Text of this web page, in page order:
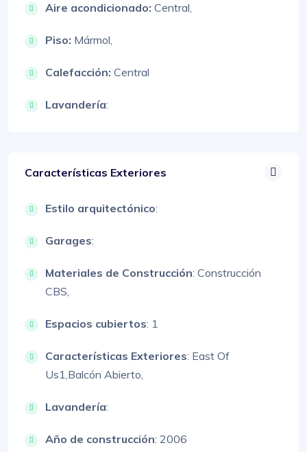
Aire acondicionado: Central,
Piso: Mármol,
Calefacción: Central
Lavandería:
Características Exteriores
Estilo arquitectónico:
Garages:
Materiales de Construcción: Construcción
CBS,
Espacios cubiertos: 1
Características Exteriores: East Of
Us1,Balcón Abierto,
Lavandería:
Año de construcción: 2006